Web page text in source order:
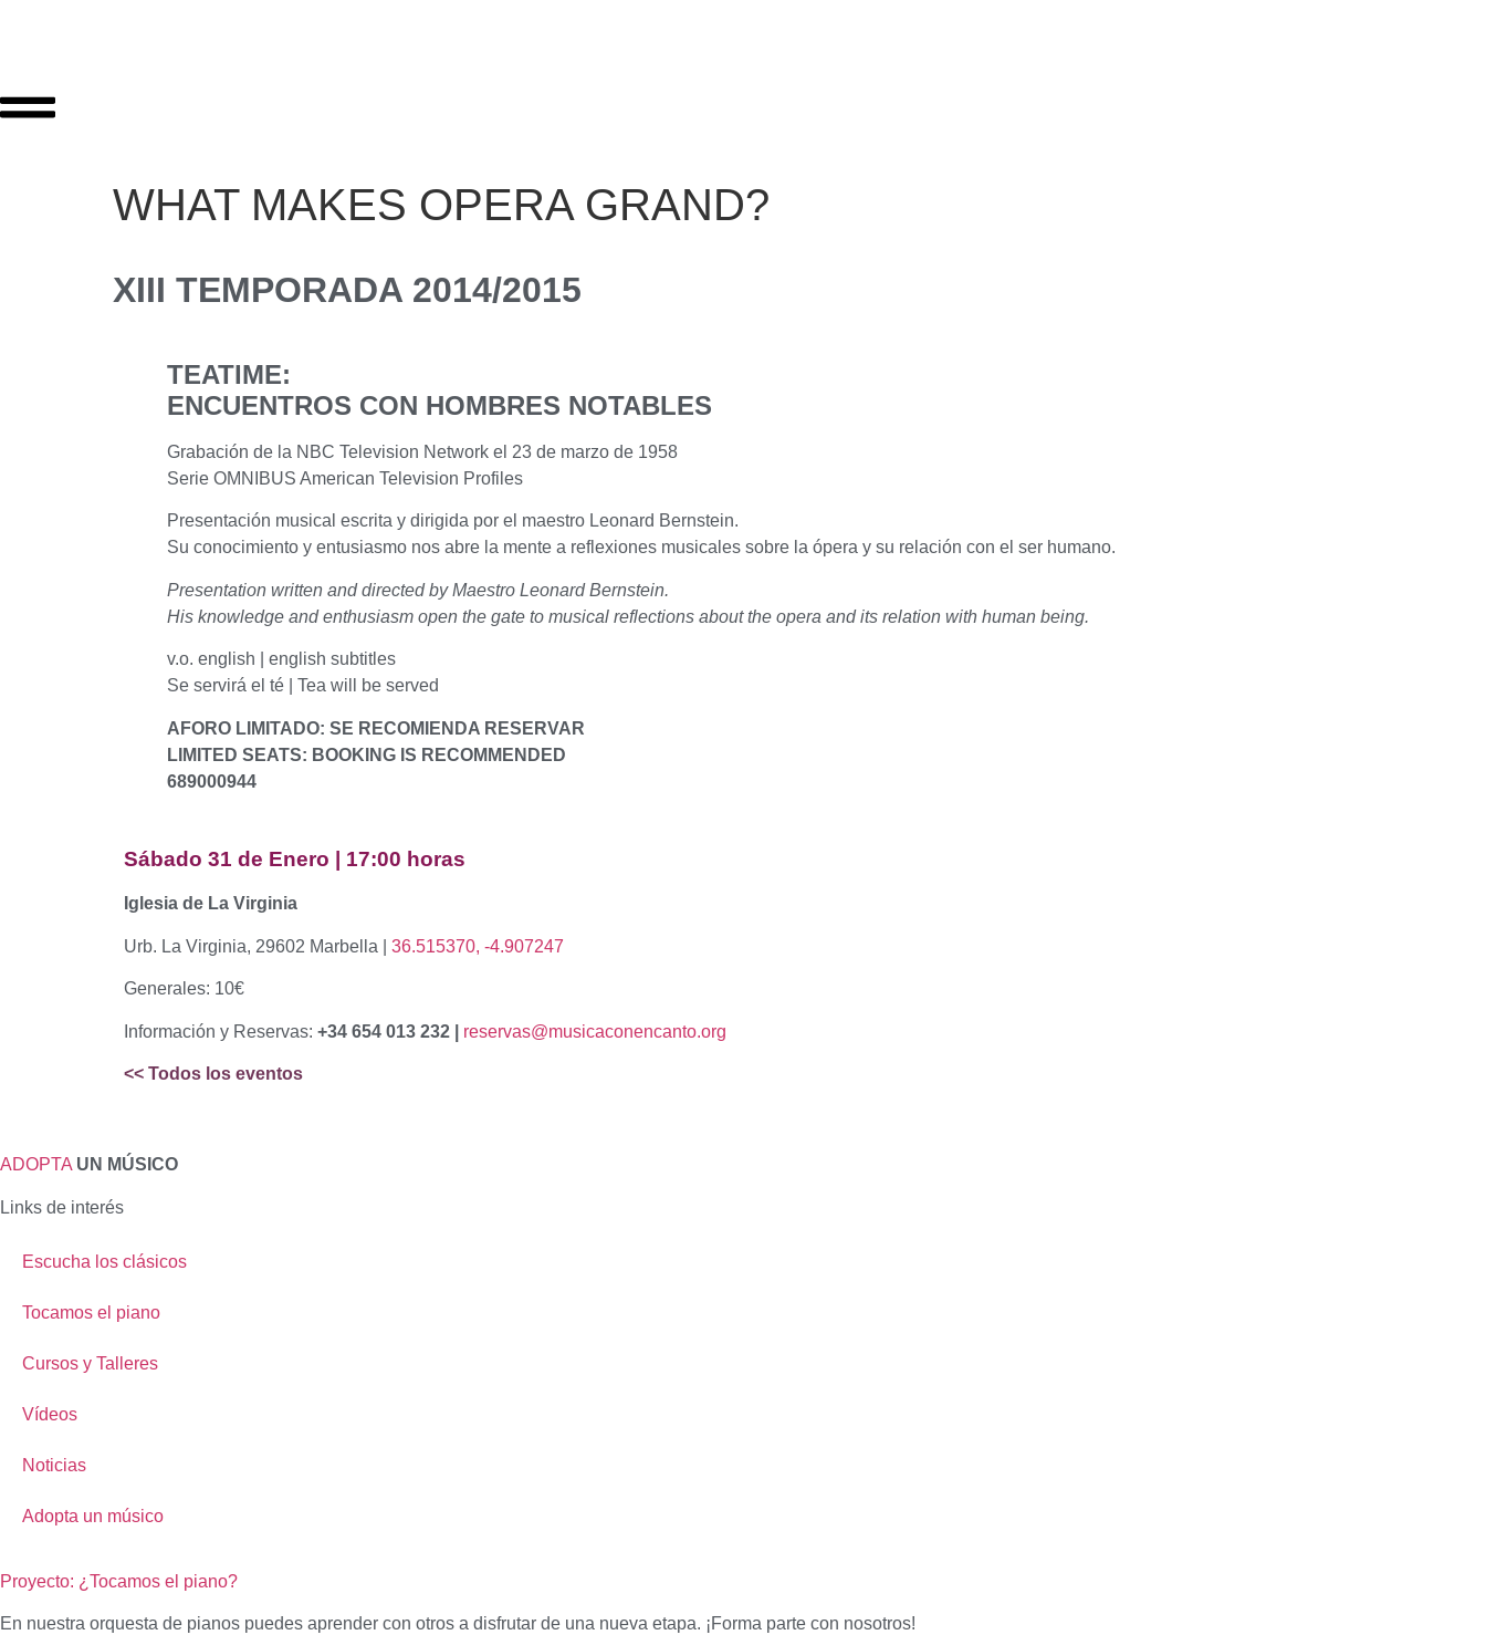
WHAT MAKES OPERA GRAND?
XIII TEMPORADA 2014/2015
TEATIME:
ENCUENTROS CON HOMBRES NOTABLES
Grabación de la NBC Television Network el 23 de marzo de 1958
Serie OMNIBUS American Television Profiles
Presentación musical escrita y dirigida por el maestro Leonard Bernstein.
Su conocimiento y entusiasmo nos abre la mente a reflexiones musicales sobre la ópera y su relación con el ser humano.
Presentation written and directed by Maestro Leonard Bernstein.
His knowledge and enthusiasm open the gate to musical reflections about the opera and its relation with human being.
v.o. english | english subtitles
Se servirá el té | Tea will be served
AFORO LIMITADO: SE RECOMIENDA RESERVAR
LIMITED SEATS: BOOKING IS RECOMMENDED
689000944
Sábado 31 de Enero | 17:00 horas
Iglesia de La Virginia
Urb. La Virginia, 29602 Marbella | 36.515370, -4.907247
Generales: 10€
Información y Reservas: +34 654 013 232 | reservas@musicaconencanto.org
<< Todos los eventos
ADOPTA UN MÚSICO
Links de interés
Escucha los clásicos
Tocamos el piano
Cursos y Talleres
Vídeos
Noticias
Adopta un músico
Proyecto: ¿Tocamos el piano?
En nuestra orquesta de pianos puedes aprender con otros a disfrutar de una nueva etapa. ¡Forma parte con nosotros!